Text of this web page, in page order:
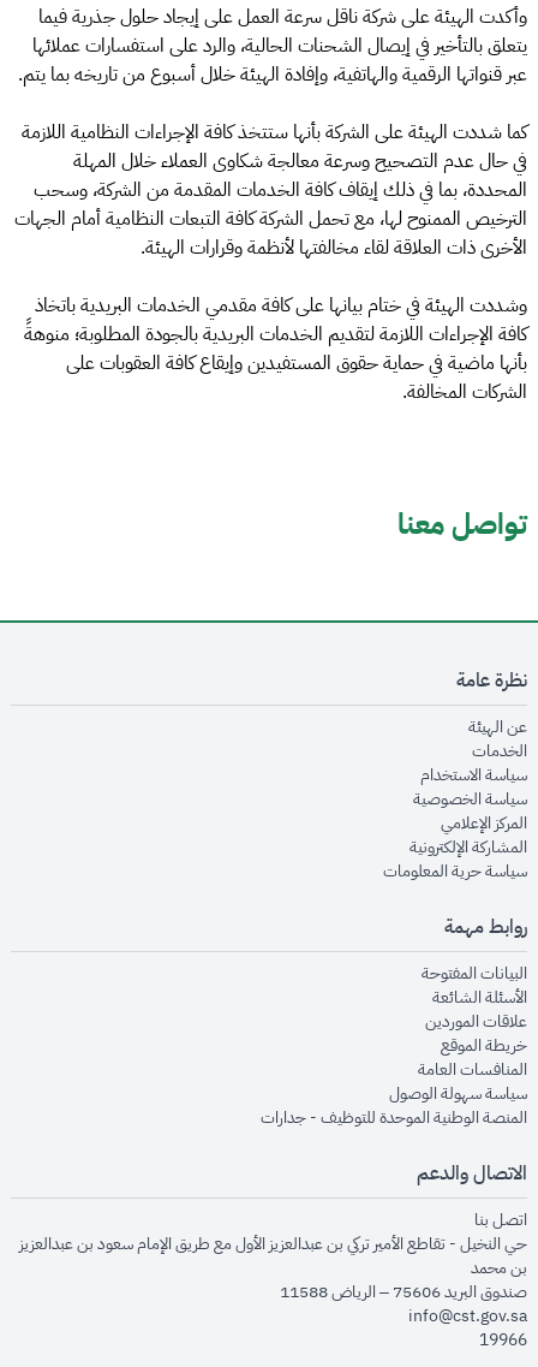
وأكدت الهيئة على شركة ناقل سرعة العمل على إيجاد حلول جذرية فيما
يتعلق بالتأخير في إيصال الشحنات الحالية، والرد على استفسارات عملائها
عبر قنواتها الرقمية والهاتفية، وإفادة الهيئة خلال أسبوع من تاريخه بما يتم.
كما شددت الهيئة على الشركة بأنها ستتخذ كافة الإجراءات النظامية اللازمة
في حال عدم التصحيح وسرعة معالجة شكاوى العملاء خلال المهلة
المحددة، بما في ذلك إيقاف كافة الخدمات المقدمة من الشركة، وسحب
الترخيص الممنوح لها، مع تحمل الشركة كافة التبعات النظامية أمام الجهات
الأخرى ذات العلاقة لقاء مخالفتها لأنظمة وقرارات الهيئة.
وشددت الهيئة في ختام بيانها على كافة مقدمي الخدمات البريدية باتخاذ
كافة الإجراءات اللازمة لتقديم الخدمات البريدية بالجودة المطلوبة؛ منوهةً
بأنها ماضية في حماية حقوق المستفيدين وإيقاع كافة العقوبات على
الشركات المخالفة.
تواصل معنا
نظرة عامة
عن الهيئةopens in new window
الخدماتopens in new window
سياسة الاستخدام
سياسة الخصوصيةopens in new window
المركز الإعلاميopens in new window
المشاركة الإلكترونيةopens in new window
سياسة حرية المعلوماتopens in new window
روابط مهمة
البيانات المفتوحةopens in new window
الأسئلة الشائعةopens in new window
علاقات الموردينopens in new window
خريطة الموقعopens in new window
المنافسات العامةopens in new window
سياسة سهولة الوصولopens in new window
المنصة الوطنية الموحدة للتوظيف - جداراتopens in new window
الاتصال والدعم
اتصل بنا
حي النخيل - تقاطع الأمير تركي بن عبدالعزيز الأول مع طريق الإمام سعود بن عبدالعزيز
بن محمد
صندوق البريد 75606 – الرياض 11588
info@cst.gov.sa
19966